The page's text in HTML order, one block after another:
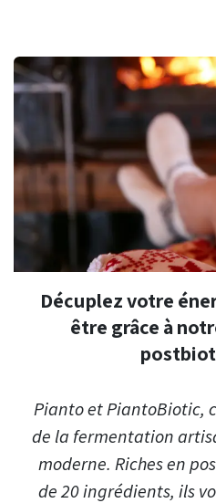
Décuplez votre
être grâce à
Pianto et PiantoBiotic,
de la fermentation
moderne. Riches en
de 20 ingrédients, ils